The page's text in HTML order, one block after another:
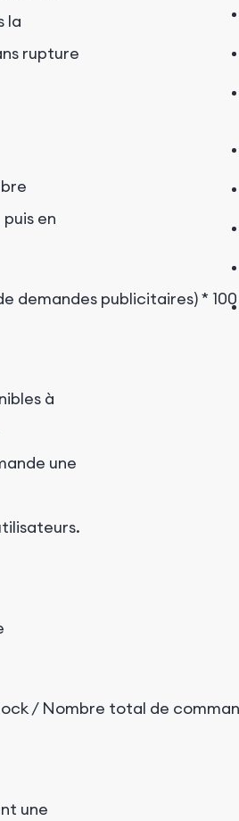
la
rupture
en
à
une
une